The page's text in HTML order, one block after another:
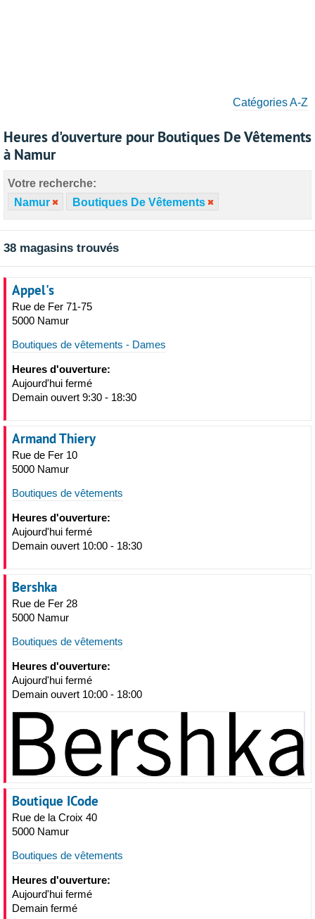
Catégories A-Z
Heures d'ouverture pour Boutiques De Vêtements
à Namur
Votre recherche:
Namur
Boutiques De Vêtements
38 magasins trouvés
Appel's
Rue de Fer 71-75
5000 Namur
Boutiques de vêtements - Dames
Heures d'ouverture:
Aujourd'hui fermé
Demain ouvert 9:30 - 18:30
Armand Thiery
Rue de Fer 10
5000 Namur
Boutiques de vêtements
Heures d'ouverture:
Aujourd'hui fermé
Demain ouvert 10:00 - 18:30
Bershka
Rue de Fer 28
5000 Namur
Boutiques de vêtements
Heures d'ouverture:
Aujourd'hui fermé
Demain ouvert 10:00 - 18:00
Boutique ICode
Rue de la Croix 40
5000 Namur
Boutiques de vêtements
Heures d'ouverture:
Aujourd'hui fermé
Demain fermé